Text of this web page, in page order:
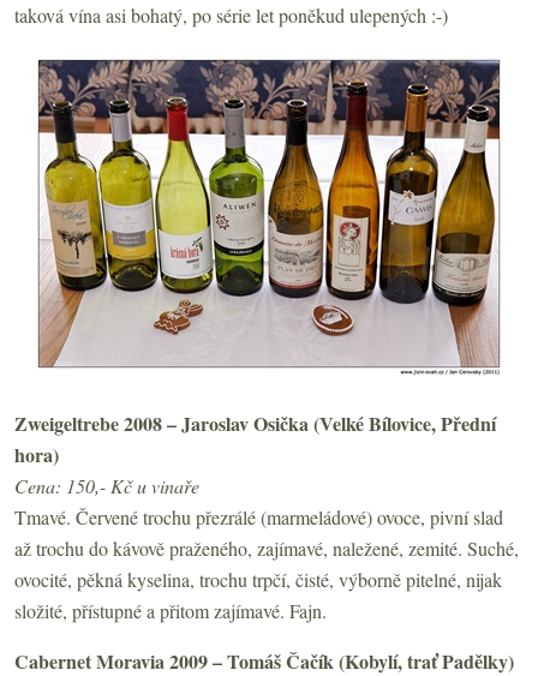
taková vína asi bohatý, po série let poněkud ulepených :-)
Zweigeltrebe 2008 – Jaroslav Osička (Velké Bílovice, Přední
hora)
Cena: 150,- Kč u vinaře
Tmavé. Červené trochu přezrálé (marmeládové) ovoce, pivní slad
až trochu do kávově praženého, zajímavé, naležené, zemité. Suché,
ovocité, pěkná kyselina, trochu trpčí, čisté, výborně pitelné, nijak
složité, přístupné a přitom zajímavé. Fajn.
Cabernet Moravia 2009 – Tomáš Čačík (Kobylí, trať Padělky)